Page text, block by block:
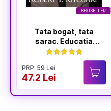
BESTSELLER
Tata bogat, tata
sarac. Educatia
financiara in familie
- Editia a V-a
PRP: 59 Lei
47.2 Lei